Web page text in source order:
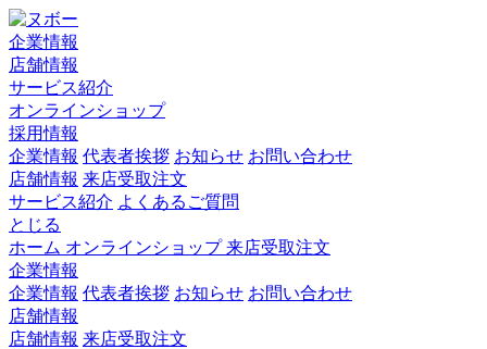
企業情報
店舗情報
サービス紹介
オンラインショップ
採用情報
企業情報 代表者挨拶 お知らせ お問い合わせ
店舗情報 来店受取注文
サービス紹介 よくあるご質問
とじる
ホーム オンラインショップ来店受取注文
企業情報
企業情報 代表者挨拶 お知らせ お問い合わせ
店舗情報
店舗情報 来店受取注文